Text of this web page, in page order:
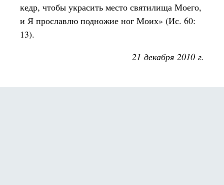
кедр, чтобы украсить место святилища Моего,
и Я прославлю подножие ног Моих» (Ис. 60:
13).
21 декабря 2010 г.